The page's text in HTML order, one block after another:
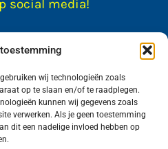
wij technologieën zoals
op te slaan en/of te raadplegen.
kunnen wij gegevens zoals
verwerken. Als je geen toestemming
dit een nadelige invloed hebben op
social media!
verzorgen het nieuws